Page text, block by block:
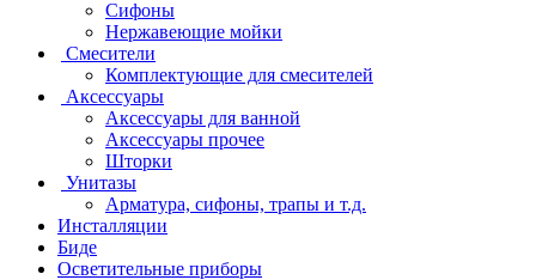
Сифоны
Нержавеющие мойки
Смесители
Комплектующие для смесителей
Аксессуары
Аксессуары для ванной
Аксессуары прочее
Шторки
Унитазы
Арматура, сифоны, трапы и т.д.
Инсталляции
Биде
Осветительные приборы